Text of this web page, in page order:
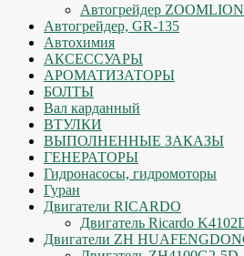
Автогрейдер
Автогрейдер, GR-135
Автохимия
АКСЕССУАРЫ
АРОМАТИЗАТОРЫ
БОЛТЫ
Вал карданный
ВТУЛКИ
ВЫПОЛНЕННЫЕ ЗАКАЗЫ
ГЕНЕРАТОРЫ
Гидронасосы, гидромоторы
Гуран
Двигатели RICARDO
Двигатель Ricardo
Двигатели ZH